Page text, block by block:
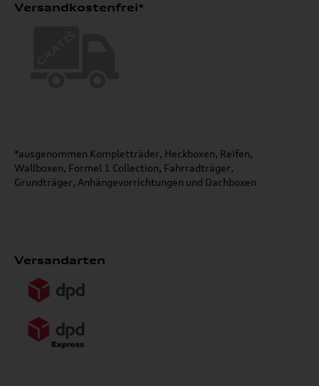
Versandkostenfrei*
*ausgenommen Kompletträder, Heckboxen, Reifen,
Wallboxen, Formel 1 Collection, Fahrradträger,
Grundträger, Anhängevorrichtungen und Dachboxen
Versandarten